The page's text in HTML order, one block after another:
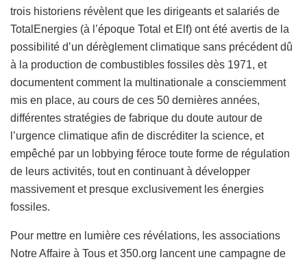
trois historiens révèlent que les dirigeants et salariés de
TotalEnergies (à l’époque Total et Elf) ont été avertis de la
possibilité d’un dérèglement climatique sans précédent dû
à la production de combustibles fossiles dès 1971, et
documentent comment la multinationale a consciemment
mis en place, au cours de ces 50 dernières années,
différentes stratégies de fabrique du doute autour de
l’urgence climatique afin de discréditer la science, et
empêché par un lobbying féroce toute forme de régulation
de leurs activités, tout en continuant à développer
massivement et presque exclusivement les énergies
fossiles.
Pour mettre en lumière ces révélations, les associations
Notre Affaire à Tous et 350.org lancent une campagne de